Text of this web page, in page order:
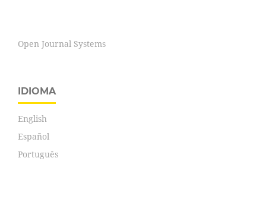
Open Journal Systems
IDIOMA
English
Español
Português